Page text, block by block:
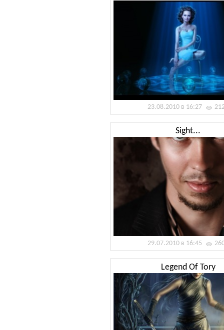
23.08.2010 в 16:27
Sight...
29.07.2010 в 16:45
Legend Of Tory